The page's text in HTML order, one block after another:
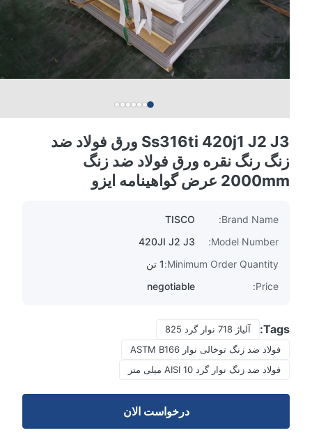
Ss316ti 420j1 J2 J3 ورق فولاد ضد
زنگ رنگ نقره ورق فولاد ضد زنگ
2000mm عرض گواهینامه ایزو
Brand Name:
TISCO
Model Number:
420JI J2 J3
Minimum Order Quantity: 1 تن
Price:
negotiable
Tags:
آلیاژ 718 نوار گرد 825
فولاد ضد زنگ توخالی نوار ASTM B166
فولاد ضد زنگ نوار گرد AISI 10 میلی متر
درخواست الان